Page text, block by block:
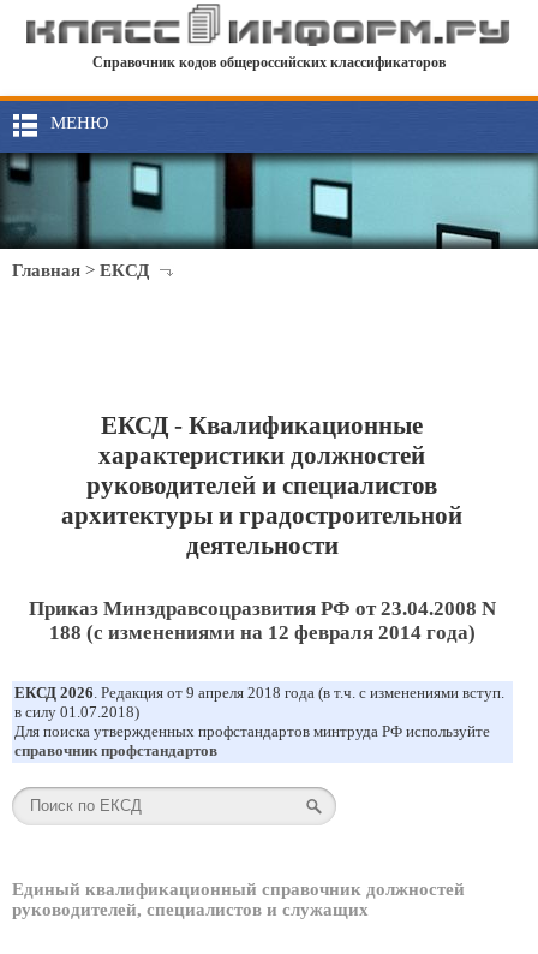
Справочник кодов общероссийских классификаторов
МЕНЮ
Главная > ЕКСД
ЕКСД - Квалификационные
характеристики должностей
руководителей и специалистов
архитектуры и градостроительной
деятельности
Приказ Минздравсоцразвития РФ от 23.04.2008 N
188 (с изменениями на 12 февраля 2014 года)
ЕКСД 2026. Редакция от 9 апреля 2018 года (в т.ч. с изменениями вступ.
в силу 01.07.2018)
Для поиска утвержденных профстандартов минтруда РФ используйте
справочник профстандартов
Единый квалификационный справочник должностей
руководителей, специалистов и служащих